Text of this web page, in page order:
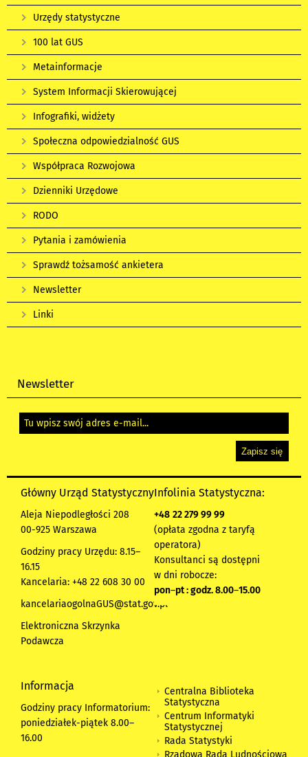
Urzędy statystyczne
100 lat GUS
Metainformacje
System Informacji Skierowującej
Infografiki, widżety
Społeczna odpowiedzialność GUS
Współpraca Rozwojowa
Dzienniki Urzędowe
RODO
Pytania i zamówienia
Sprawdź tożsamość ankietera
Newsletter
Linki
Newsletter
Główny Urząd Statystyczny
Aleja Niepodległości 208
00-925 Warszawa
Godziny pracy Urzędu: 8.15–
16.15
Kancelaria: +48 22 608 30 00
kancelariaogolnaGUS@stat.gov.pl
Elektroniczna Skrzynka
Podawcza
Infolinia Statystyczna:
+48 22 279 99 99
(opłata zgodna z taryfą
operatora)
Konsultanci są dostępni
w dni robocze:
pon–pt : godz. 8.00–15.00
Informacja
Godziny pracy Informatorium:
poniedziałek-piątek 8.00–
16.00
Centralna Biblioteka
Statystyczna
Centrum Informatyki
Statystycznej
Rada Statystyki
Rządowa Rada Ludnościowa